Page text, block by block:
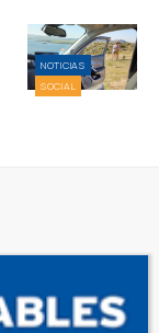
NOTICIAS
SOCIAL